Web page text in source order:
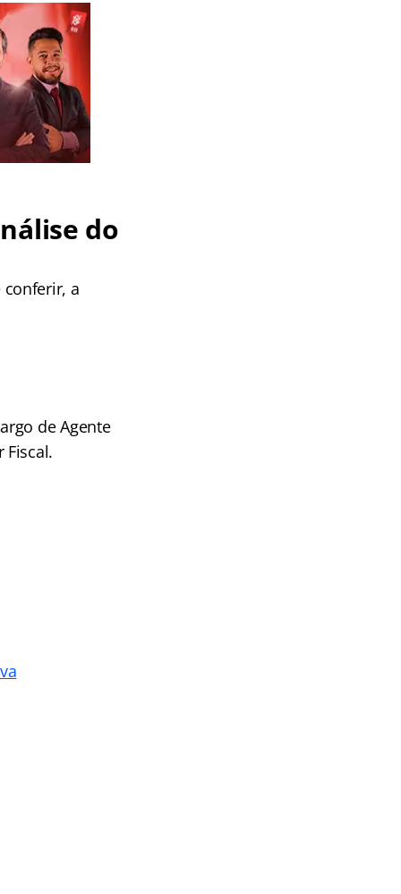
do
conferir, a
de Agente
Fiscal.